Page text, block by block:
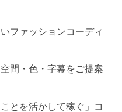
ファッションコーディ
間・色・字幕をご提案
とを活かして稼ぐ」コ